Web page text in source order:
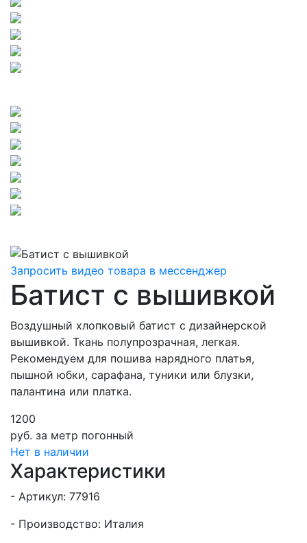
Запросить видео товара в мессенджер
Батист с вышивкой
Воздушный хлопковый батист с дизайнерской
вышивкой. Ткань полупрозрачная, легкая.
Рекомендуем для пошива нарядного платья,
пышной юбки, сарафана, туники или блузки,
палантина или платка.
1200
руб. за метр погонный
Нет в наличии
Характеристики
- Артикул: 77916
- Производство: Италия